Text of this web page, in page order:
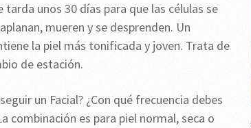
unos 30 días para que las células se
mueren y se desprenden. Un
la piel más tonificada y joven. Trata de
de estación.
un Facial? ¿Con qué frecuencia debes
es para piel normal, seca o